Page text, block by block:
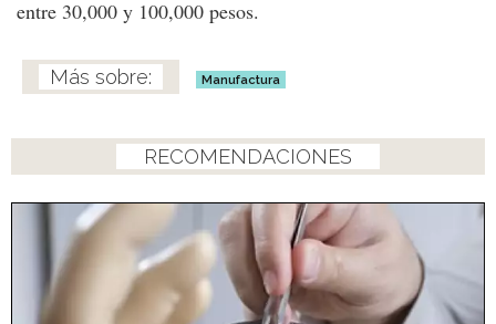
entre 30,000 y 100,000 pesos.
Manufactura
RECOMENDACIONES